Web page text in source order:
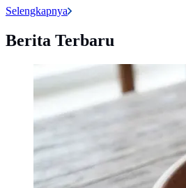
Selengkapnya
Berita Terbaru